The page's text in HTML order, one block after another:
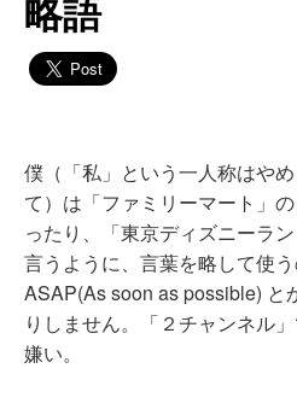
略語
僕（「私」という一人称はや
て）は「ファミリーマート」
ったり、「東京ディズニーラ
言うように、言葉を略して使
ASAP(As soon as possible) と
りしません。「２チャンネル
嫌い。